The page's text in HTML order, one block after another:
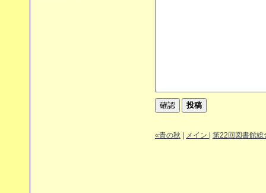
«青の秋 メイン 第22回図書館総